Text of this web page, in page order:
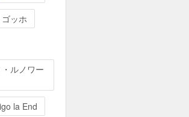
ッホ
ルノワー
la End